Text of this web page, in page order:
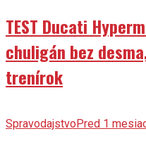
TEST Ducati
chuligán bez
trenírok
SpravodajstvoPred 1